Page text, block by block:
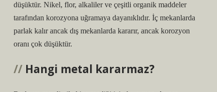
düşüktür. Nikel, flor, alkaliler ve çeşitli organik maddeler
tarafından korozyona uğramaya dayanıklıdır. İç mekanlarda
parlak kalır ancak dış mekanlarda kararır, ancak korozyon
oranı çok düşüktür.
Hangi metal kararmaz?